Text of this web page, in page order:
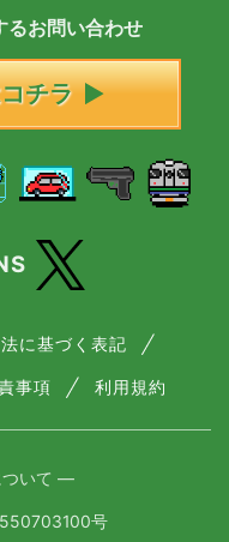
るお問い合わせ
チラ
に基づく表記
事項 利用規約
ついて ―
号